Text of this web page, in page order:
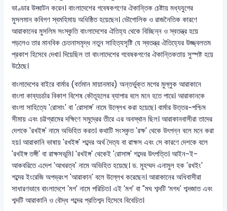
ভাণ্ডার উদ্ঘাটন করেন। বাংলাদেশের গবেষকগণের ঐকান্তিক চেষ্টায় মধ্যযুগের
মুসলমান কবিগণ স্বমহিমায় অধিষ্ঠিত হয়েছেন। ভৌগোলিক ও রাজনৈতিক কারণে
আরাকানের মুসলিম সংস্কৃতি বাংলাদেশের ঐতিহ্য থেকে বিচ্ছিন্ন ও স্বতন্ত্র হয়ে
পড়লেও তার মানবিক চেতনাসমৃদ্ধ নতুন সাহিত্যসৃষ্টি যে স্বতন্ত্র ঐতিহ্যের উজ্জ্বলতম
প্রকাশ হিসেবে দেখা। দিয়েছিল তা বাংলাদেশের গবেষকগণের ঐকান্তিকতায় সুস্পষ্ট হয়ে
উঠেছে।
বাংলাদেশের বাইরে বার্মার (বর্তমান মায়ানমার) অন্তর্ভুক্ত মগের মুল্লুক আরাকানে
বাংলা কাব্যচর্চার বিকাশ বিশেষ কৌতূহলের ব্যাপার বলে মনে হতে পারে। আরাকানকে
বাংলা সাহিত্যে 'রোসাং' বা 'রোসাঙ্গ' নামে উল্লেখ করা হয়েছে। বার্মার উত্তর-পশ্চিম
সীমায় এবং চট্টগ্রামের দক্ষিণে সমুদ্রের তীরে এর অবস্থান ছিল। আরাকানবাসীরা তাদের
দেশকে 'রখইঙ্গ' নামে অভিহিত করত। কথাটি সংস্কৃত 'রক্ষ' থেকে উৎপন্ন বলে মনে করা
হয়। আরাকানি ভাষায় 'রখইঙ্গ' শব্দের অর্থ দৈত্য বা রাক্ষস এবং সে কারণে দেশকে বলে
'রখইঙ্গ তঙ্গী' বা রাক্ষসভূমি। 'রখইঙ্গ' থেকেই 'রোসাঙ্গ' শব্দের উৎপত্তি। আইন-ই-
আকবরিতে এদেশ 'আখরত্ব' নামে অভিহিত হয়েছে। ড. মুহম্মদ এনামুল হক 'রখইং'
শব্দের ইংরেজি অপভ্রংশ 'আরাকান' বলে উল্লেখ করেছেন। আরাকানের অধিবাসীরা
সাধারণভাবে বাংলাদেশে 'মগ' নামে পরিচিত। এই 'মগ' বা "মঘ শব্দটি ‘মগধ' শব্দজাত এবং
শব্দটি আরাকানি ও বৌদ্ধ শব্দের প্রতিশব্দ হিসেবে বিবেচিত।